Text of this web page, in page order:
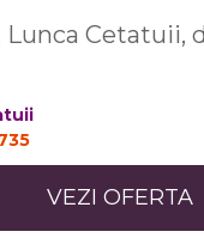
Lunca Cetatuii,
VEZI OFERTA